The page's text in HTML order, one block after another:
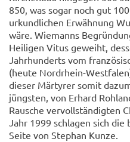
850, was sogar noch gut
urkundlichen Erwähnung
wäre. Wiemanns
Heiligen Vitus geweiht,
Jahrhunderts vom
(heute Nordrhein-
dieser Märtyrer somit
jüngsten, von Erhard
Rausche vervollständigten
Jahr 1999 schlagen sich
Seite von Stephan Kunze.